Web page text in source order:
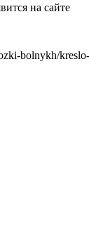
на сайте
bolnykh/